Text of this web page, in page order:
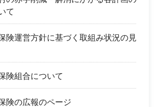
て
険運営方針に基づく取組み状況の見
険組合について
険の広報のページ